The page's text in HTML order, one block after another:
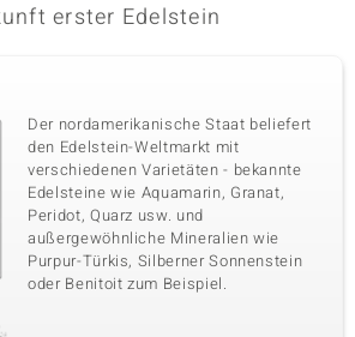
erster Edelstein
Der nordamerikanische Staat beliefert
den Edelstein-Weltmarkt mit
verschiedenen Varietäten - bekannte
Edelsteine wie Aquamarin, Granat,
Peridot, Quarz usw. und
außergewöhnliche Mineralien wie
Purpur-Türkis, Silberner Sonnenstein
oder Benitoit zum Beispiel.